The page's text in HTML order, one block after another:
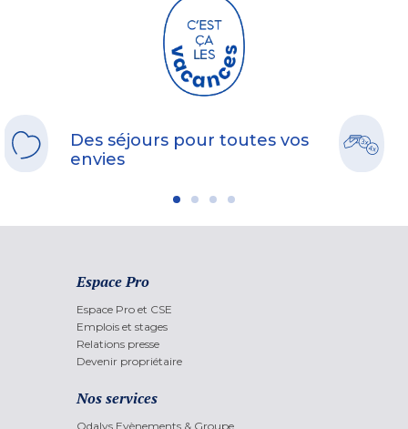
Des séjours pour toutes vos
envies
Espace Pro
Espace Pro et CSE
Emplois et stages
Relations presse
Devenir propriétaire
Nos services
Odalys Evènements & Groupe